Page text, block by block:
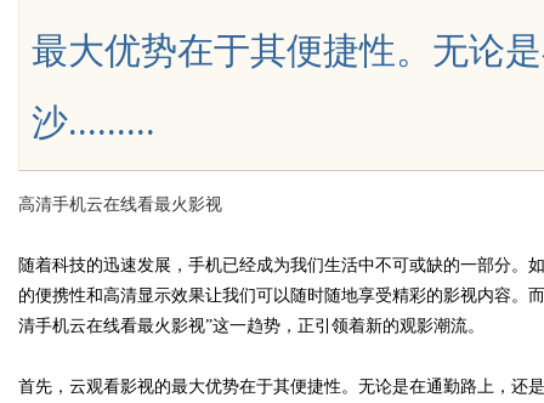
Bo
最大优势在于其便捷性。无论
沙.........
高清手机云在线看最火影视
随着科技的迅速发展，手机已经成为我们生活中不可或缺的一部分。
的便携性和高清显示效果让我们可以随时随地享受精彩的影视内容。
清手机云在线看最火影视”这一趋势，正引领着新的观影潮流。
首先，云观看影视的最大优势在于其便捷性。无论是在通勤路上，还